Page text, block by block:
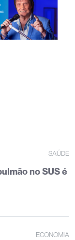
SAÚDE
no SUS é
ECONOMIA